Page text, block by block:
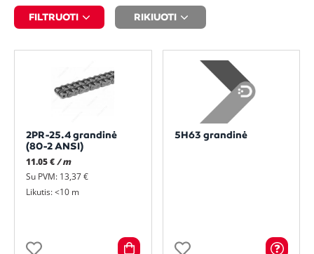
FILTRUOTI RIKIUOTI
2PR-25.4 grandinė
(80-2 ANSI)
11.05 €/ m
Su PVM: 13,37 €
Likutis: <10 m
5H63 grandinė